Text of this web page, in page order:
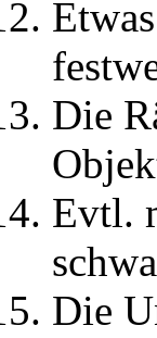
Die
Evtl.
Die